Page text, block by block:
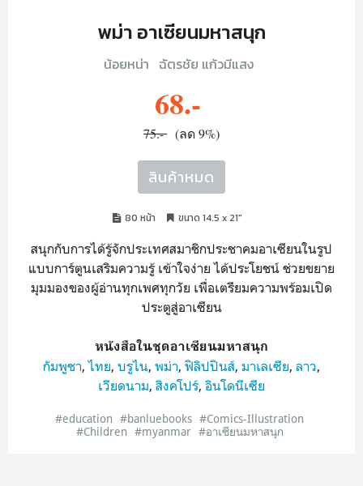
พม่า อาเซียนมหาสนุก
น้อยหน่า ฉัตรชัย แก้วมีแสง
68.-
75.- (ลด 9%)
สินค้าหมด
80 หน้า ขนาด 14.5 x 21"
สนุกกับการได้รู้จักประเทศสมาชิกประชาคมอาเซียนในรูป
แบบการ์ตูนเสริมความรู้ เข้าใจง่าย ได้ประโยชน์ ช่วยขยาย
มุมมองของผู้อ่านทุกเพศทุกวัย เพื่อเตรียมความพร้อมเปิด
ประตูสู่อาเซียน
หนังสือในชุดอาเซียนมหาสนุก
กัมพูชา,ไทย, บรูไน, พม่า, ฟิลิปปินส์, มาเลเซีย, ลาว,
เวียดนาม, สิงคโปร์, อินโดนีเซีย
#education #banluebooks #Comics-Illustration
#Children #myanmar #อาเซียนมหาสนุก